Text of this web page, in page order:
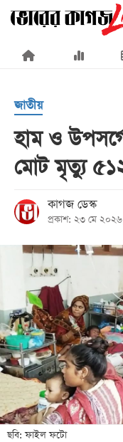
×
প্রচ্ছদ
জাতীয়
রাজনীতি
অর্থনীতি
আন্তর্জাতিক
সারাদেশ
খেলা
বিনোদন
লাইফ
স্টাইল
শিক্ষা
জাতীয়
হাম ও
মোট মৃত্যু
কাগজ ডেস্ক
প্রকাশ: ২৩ মে
ছবি: ফাইল ফটো